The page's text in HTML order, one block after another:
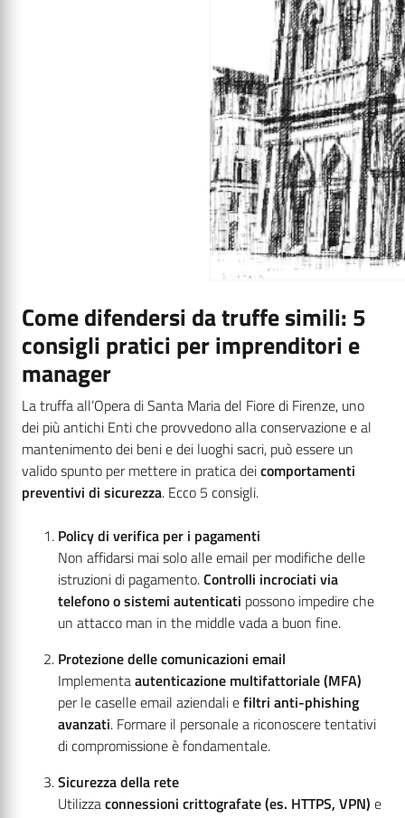
Come difendersi da truffe simili: 5
consigli pratici per imprenditori e
manager
La truffa all’Opera di Santa Maria del Fiore di Firenze, uno
dei più antichi Enti che provvedono alla conservazione e al
mantenimento dei beni e dei luoghi sacri, può essere un
valido spunto per mettere in pratica deicomportamenti
preventivi di sicurezza. Ecco 5 consigli.
Policy di verifica per i pagamenti
Non affidarsi mai solo alle email per modifiche delle
istruzioni di pagamento.Controlli incrociati via
telefono o sistemi autenticati possono impedire che
un attacco man in the middle vada a buon fine.
Protezione delle comunicazioni email
Implementaautenticazione multifattoriale (MFA)
per le caselle email aziendali efiltri anti-phishing
avanzati. Formare il personale a riconoscere tentativi
di compromissione è fondamentale.
Sicurezza della rete
Utilizzaconnessioni crittografate (es. HTTPS, VPN) e